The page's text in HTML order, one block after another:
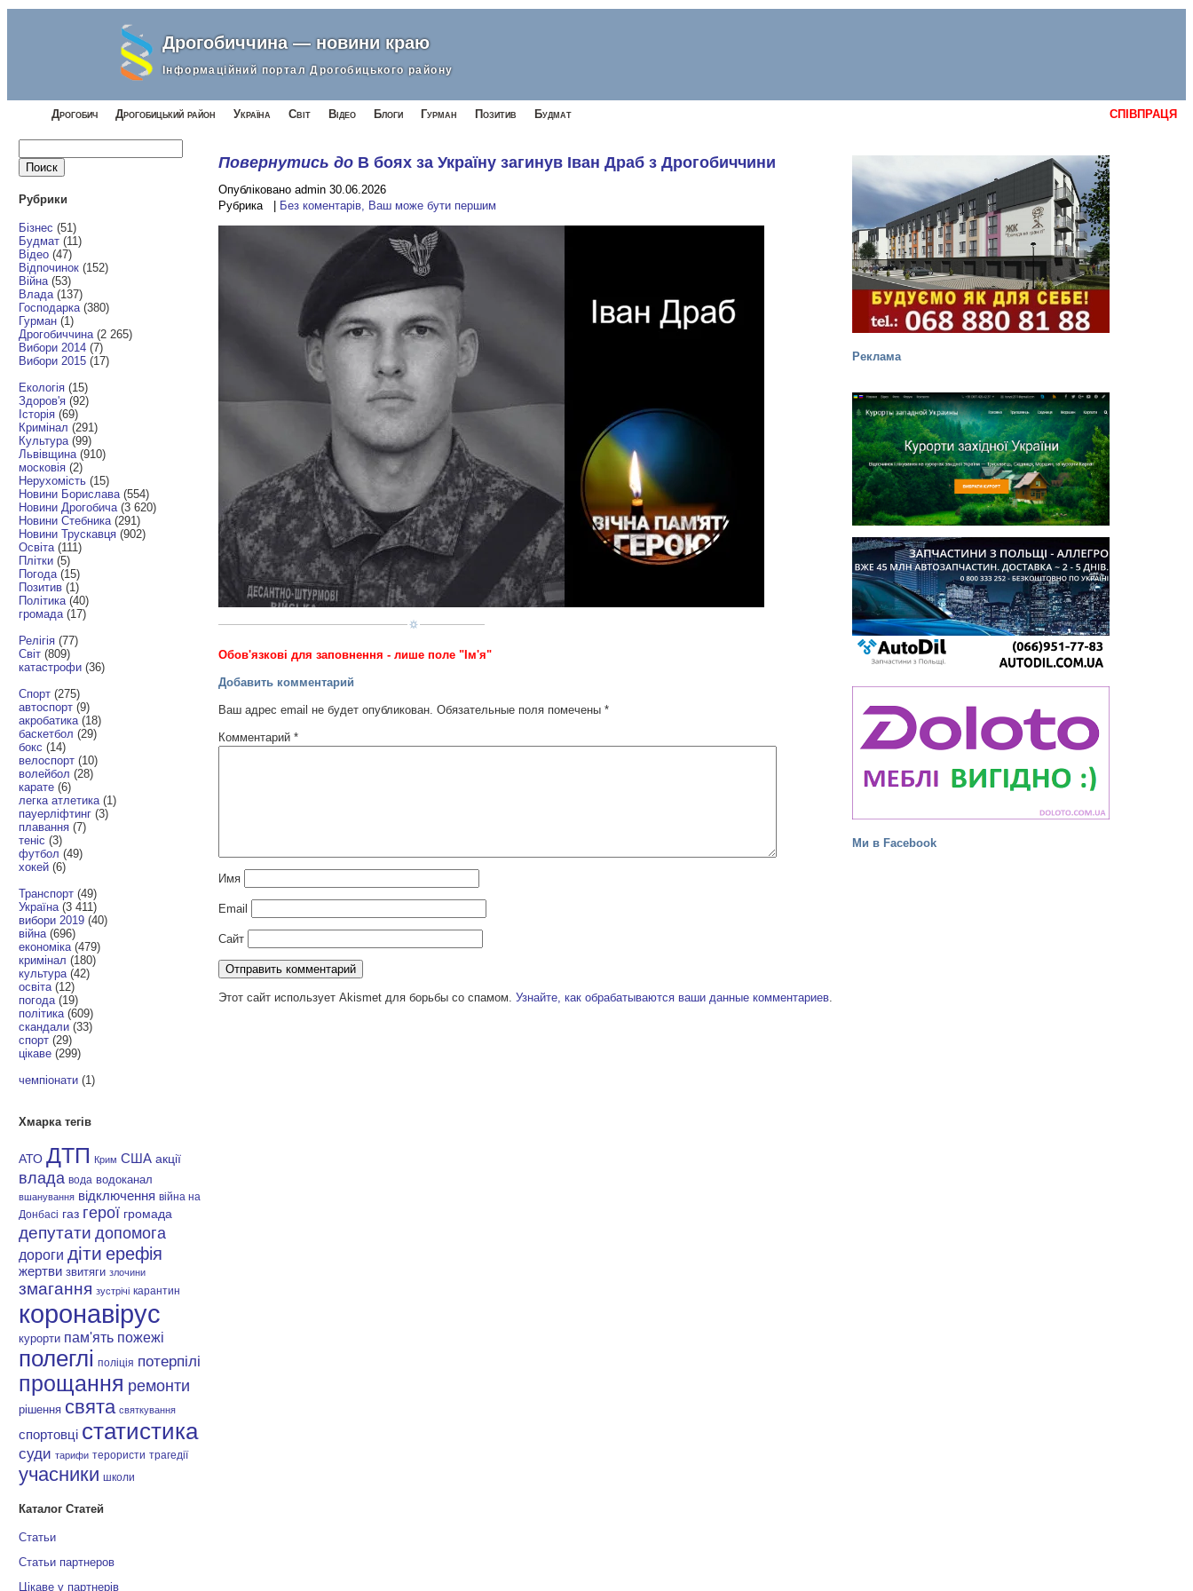
Дрогобиччина — новини краю
Інформаційний портал Дрогобицького району
Дрогобич Дрогобицький район Україна Світ Відео Блоги Гурман СПІВПРАЦЯ
Позитив Будмат
Реклама
Ми в Facebook
Рубрики
Бізнес (51)
Будмат (11)
Відео (47)
Відпочинок (152)
Війна (53)
Влада (137)
Господарка (380)
Гурман (1)
Дрогобиччина (2 265)
Вибори 2014 (7)
Вибори 2015 (17)
Екологія (15)
Здоров'я (92)
Історія (69)
Кримінал (291)
Культура (99)
Львівщина (910)
московія (2)
Нерухомість (15)
Новини Борислава (554)
Новини Дрогобича (3 620)
Новини Стебника (291)
Новини Трускавця (902)
Освіта (111)
Плітки (5)
Погода (15)
Позитив (1)
Політика (40)
громада (17)
Релігія (77)
Світ (809)
катастрофи (36)
Спорт (275)
автоспорт (9)
акробатика (18)
баскетбол (29)
бокс (14)
велоспорт (10)
волейбол (28)
карате (6)
легка атлетика (1)
пауерліфтинг (3)
плавання (7)
теніс (3)
футбол (49)
хокей (6)
Транспорт (49)
Україна (3 411)
вибори 2019 (40)
війна (696)
економіка (479)
кримінал (180)
культура (42)
освіта (12)
погода (19)
політика (609)
скандали (33)
спорт (29)
цікаве (299)
чемпіонати (1)
Хмарка тегів
АТО ДТП Крим США акції
влада вода водоканал
вшанування відключення війна на
Донбасі газ герої громада
депутати допомога
дороги діти ерефія
жертви звитяги злочини
змагання зустрічі карантин
коронавірус
курорти пам'ять пожежі
полеглі поліція потерпілі
прощання ремонти
рішення свята святкування
спортовці статистика
суди тарифи терористи трагедії
учасники школи
Каталог Статей
Статьи
Статьи партнеров
Цікаве у партнерів
Повернутись до В боях за Україну загинув Іван Драб з Дрогобиччини
Опубліковано admin 30.06.2026
Рубрика |
Без коментарів, Ваш може бути першим
Обов'язкові для заповнення - лише поле "Ім'я"
Добавить комментарий
Ваш адрес email не будет опубликован. Обязательные поля помечены*
Комментарий*
Имя
Email
Сайт
Этот сайт использует Akismet для борьбы со спамом.Узнайте, как обрабатываются ваши данные комментариев.